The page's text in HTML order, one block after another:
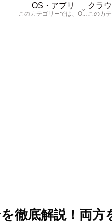
OS・アプリ
このカテゴリーでは、OSに関する情報を記載しています。
徹底解説！両方